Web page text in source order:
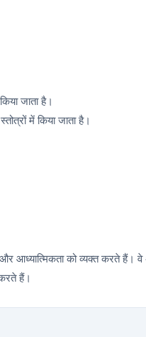
जाता है।
में किया जाता है।
आध्यात्मिकता को व्यक्त करते हैं।
हैं।